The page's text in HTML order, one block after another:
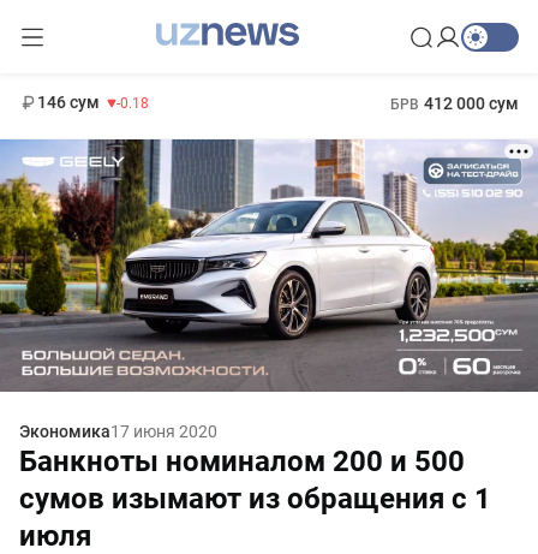
146 сум -0.18 БРВ 412 000 сум
Экономика17 июня 2020
Банкноты номиналом 200 и 500
сумов изымают из обращения с 1
июля